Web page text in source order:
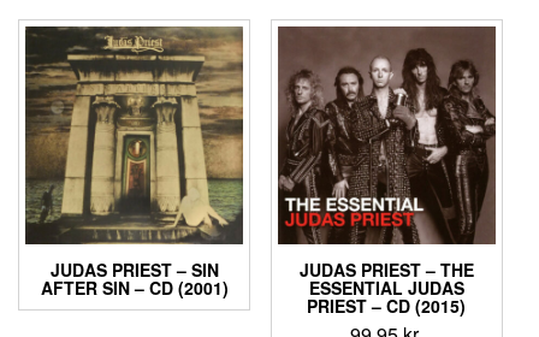
var:
119,95 kr..
er:
99,95 kr..
JUDAS PRIEST ‎– SIN
AFTER SIN – CD (2001)
JUDAS PRIEST ‎– THE
ESSENTIAL JUDAS
PRIEST – CD (2015)